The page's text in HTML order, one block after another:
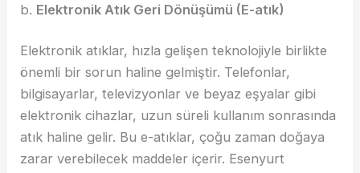
b. Elektronik Atık Geri Dönüşümü (E-atık)
Elektronik atıklar, hızla gelişen teknolojiyle birlikte
önemli bir sorun haline gelmiştir. Telefonlar,
bilgisayarlar, televizyonlar ve beyaz eşyalar gibi
elektronik cihazlar, uzun süreli kullanım sonrasında
atık haline gelir. Bu e-atıklar, çoğu zaman doğaya
zarar verebilecek maddeler içerir. Esenyurt